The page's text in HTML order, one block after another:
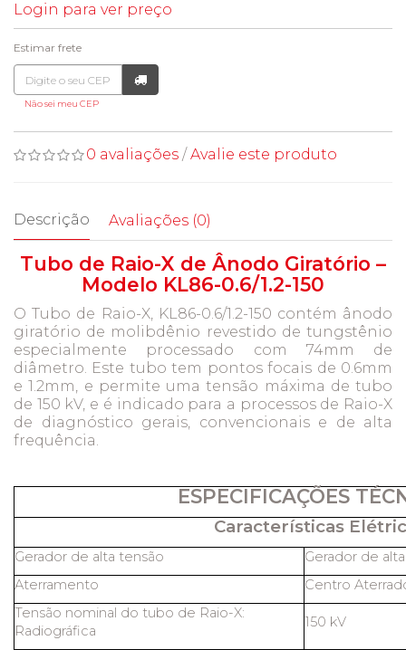
Login para ver preço
Estimar frete
Não sei meu CEP
0 avaliações / Avalie este produto
Descrição Avaliações (0)
Tubo de Raio-X de Ânodo Giratório –
Modelo KL86-0.6/1.2-150
O Tubo de Raio-X, KL86-0.6/1.2-150 contém ânodo
giratório de molibdênio revestido de tungstênio
especialmente processado com 74mm de
diâmetro. Este tubo tem pontos focais de 0.6mm
e 1.2mm, e permite uma tensão máxima de tubo
de 150 kV, e é indicado para a processos de Raio-X
de diagnóstico gerais, convencionais e de alta
frequência.
ESPECIFICAÇÕES
Características
Gerador de alta tensão
Gerador de
Aterramento
Centro
Tensão nominal do tubo de Raio-X:
Radiográfica
150 kV